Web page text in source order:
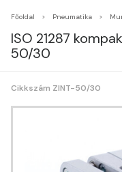
Főoldal Pneumatika
ISO 21287
50/30
Cikkszám ZINT-50/30